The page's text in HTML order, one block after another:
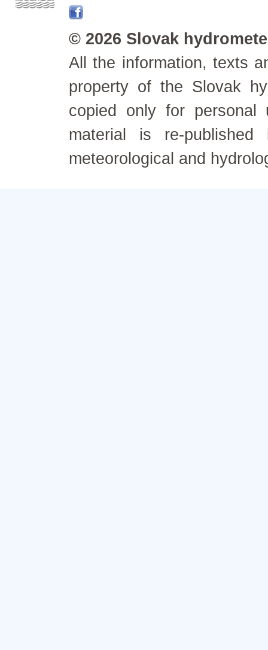
© 2026 Slovak
All the information, texts
property of the Slovak
copied only for personal
material is re-
meteorological and